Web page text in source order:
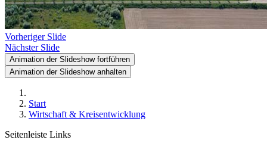
Vorheriger Slide
Nächster Slide
Animation der Slideshow fortführen
Animation der Slideshow anhalten
Start
Wirtschaft & Kreisentwicklung
Seitenleiste Links